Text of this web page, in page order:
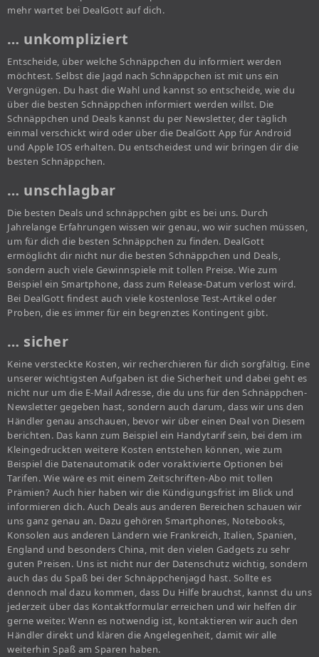
mehr wartet bei DealGott auf dich.
… unkompliziert
Entscheide, über welche Schnäppchen du informiert werden
möchtest. Selbst die Jagd nach Schnäppchen ist mit uns ein
Vergnügen. Du hast die Wahl und kannst so entscheide, wie du
über die besten Schnäppchen informiert werden willst. Die
Schnäppchen und Deals kannst du per Newsletter, der täglich
einmal verschickt wird oder über die DealGott App für Android
und Apple IOS erhalten. Du entscheidest und wir bringen dir die
besten Schnäppchen.
… unschlagbar
Die besten Deals und schnäppchen gibt es bei uns. Durch
Jahrelange Erfahrungen wissen wir genau, wo wir suchen müssen,
um für dich die besten Schnäppchen zu finden. DealGott
ermöglicht dir nicht nur die besten Schnäppchen und Deals,
sondern auch viele Gewinnspiele mit tollen Preise. Wie zum
Beispiel ein Smartphone, dass zum Release-Datum verlost wird.
Bei DealGott findest auch viele kostenlose Test-Artikel oder
Proben, die es immer für ein begrenztes Kontingent gibt.
… sicher
Keine versteckte Kosten, wir recherchieren für dich sorgfältig. Eine
unserer wichtigsten Aufgaben ist die Sicherheit und dabei geht es
nicht nur um die E-Mail Adresse, die du uns für den Schnäppchen-
Newsletter gegeben hast, sondern auch darum, dass wir uns den
Händler genau anschauen, bevor wir über einen Deal von Diesem
berichten. Das kann zum Beispiel ein Handytarif sein, bei dem im
Kleingedruckten weitere Kosten entstehen können, wie zum
Beispiel die Datenautomatik oder voraktivierte Optionen bei
Tarifen. Wie wäre es mit einem Zeitschriften-Abo mit tollen
Prämien? Auch hier haben wir die Kündigungsfrist im Blick und
informieren dich. Auch Deals aus anderen Bereichen schauen wir
uns ganz genau an. Dazu gehören Smartphones, Notebooks,
Konsolen aus anderen Ländern wie Frankreich, Italien, Spanien,
England und besonders China, mit den vielen Gadgets zu sehr
guten Preisen. Uns ist nicht nur der Datenschutz wichtig, sondern
auch das du Spaß bei der Schnäppchenjagd hast. Sollte es
dennoch mal dazu kommen, dass Du Hilfe brauchst, kannst du uns
jederzeit über das Kontaktformular erreichen und wir helfen dir
gerne weiter. Wenn es notwendig ist, kontaktieren wir auch den
Händler direkt und klären die Angelegenheit, damit wir alle
weiterhin Spaß am Sparen haben.